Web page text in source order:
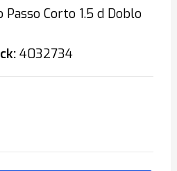
Passo Corto 1.5 d Doblo
4032734